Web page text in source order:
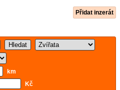
Přidat inzerát
km
Kč